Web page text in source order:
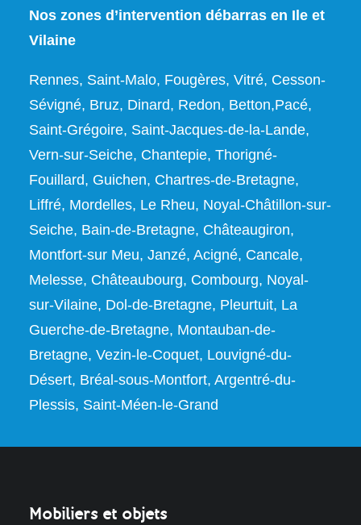
Nos zones d’intervention débarras en Ile et
Vilaine
Rennes, Saint-Malo, Fougères, Vitré, Cesson-
Sévigné, Bruz, Dinard, Redon, Betton,Pacé,
Saint-Grégoire, Saint-Jacques-de-la-Lande,
Vern-sur-Seiche, Chantepie, Thorigné-
Fouillard, Guichen, Chartres-de-Bretagne,
Liffré, Mordelles, Le Rheu, Noyal-Châtillon-sur-
Seiche, Bain-de-Bretagne, Châteaugiron,
Montfort-sur Meu, Janzé, Acigné, Cancale,
Melesse, Châteaubourg, Combourg, Noyal-
sur-Vilaine, Dol-de-Bretagne, Pleurtuit, La
Guerche-de-Bretagne, Montauban-de-
Bretagne, Vezin-le-Coquet, Louvigné-du-
Désert, Bréal-sous-Montfort, Argentré-du-
Plessis, Saint-Méen-le-Grand
Mobiliers et objets